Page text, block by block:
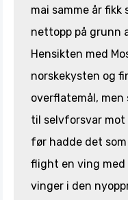
mai samme år fikk
nettopp på grunn
Hensikten med
norskekysten og
overflatemål,
til selvforsvar mot
før hadde det
flight en ving med
vinger i den